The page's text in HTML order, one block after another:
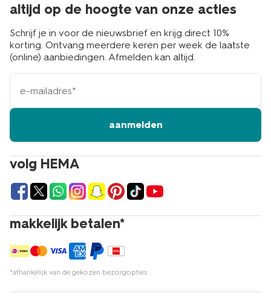
volg HEMA
makkelijk betalen*
*afhankelijk van de gekozen bezorgopties
altijd op de hoogte van onze acties
Schrijf je in voor de nieuwsbrief en krijg direct 10%
korting. Ontvang meerdere keren per week de laatste
(online) aanbiedingen. Afmelden kan altijd.
e-
mailadres
aanmelden